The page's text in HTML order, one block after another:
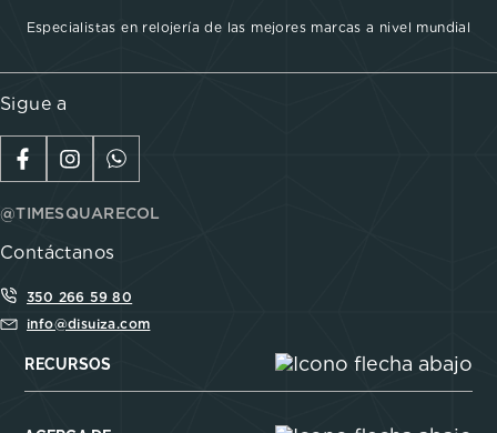
Especialistas en relojería de las mejores marcas a nivel mundial
Sigue a
@TIMESQUARECOL
Contáctanos
350 266 59 80
info@disuiza.com
RECURSOS